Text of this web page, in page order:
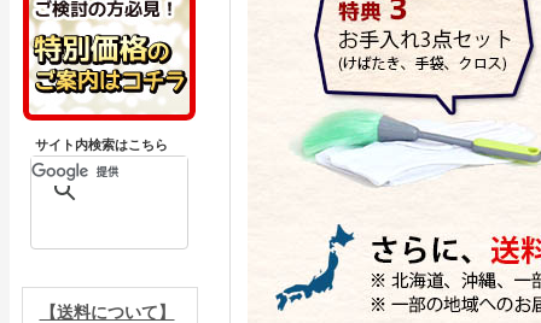
サイト内検索はこちら
【送料について】